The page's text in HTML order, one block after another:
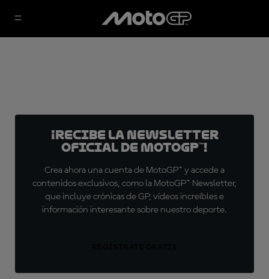
¡Recibe la Newsletter
oficial de MotoGP™!
Crea ahora una cuenta de MotoGP™ y accede a
contenidos exclusivos, como la MotoGP™ Newsletter,
que incluye crónicas de GP, vídeos increíbles e
información interesante sobre nuestro deporte.